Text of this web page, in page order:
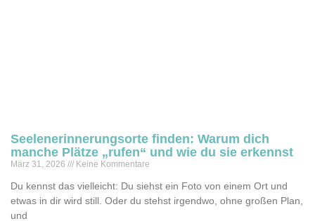
Seelenerinnerungsorte finden: Warum dich
manche Plätze „rufen“ und wie du sie erkennst
März 31, 2026 Keine Kommentare
Du kennst das vielleicht: Du siehst ein Foto von einem Ort und
etwas in dir wird still. Oder du stehst irgendwo, ohne großen Plan,
und